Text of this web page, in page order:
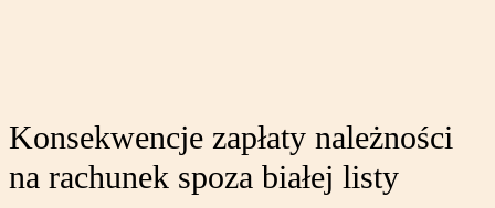
Konsekwencje zapłaty należności
na rachunek spoza białej listy